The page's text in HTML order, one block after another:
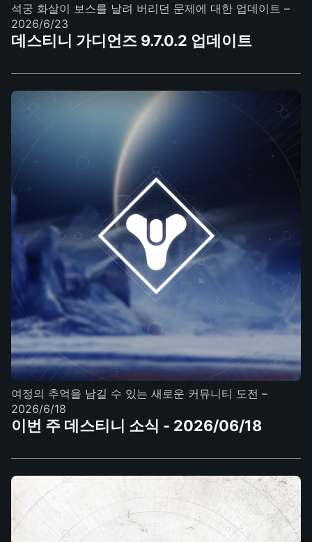
석궁 화살이 보스를 날려 버리던 문제에 대한 업데이트 –
2026/6/23
데스티니 가디언즈 9.7.0.2 업데이트
여정의 추억을 남길 수 있는 새로운 커뮤니티 도전 –
2026/6/18
이번 주 데스티니 소식 - 2026/06/18